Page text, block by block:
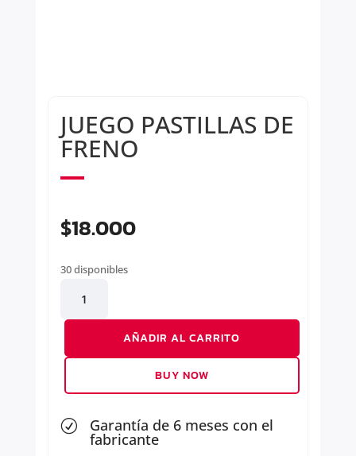
JUEGO PASTILLAS DE
FRENO
$18.000
30 disponibles
PASTILLAS
DE
cantidad
AÑADIR AL CARRITO
BUY NOW
R Garantía de 6 meses con el
fabricante